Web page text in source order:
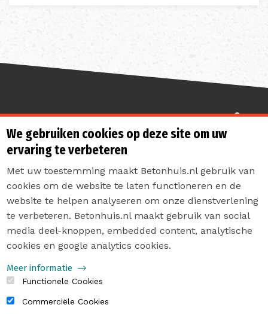
Sterk de toekomst in
Contact
Privacyverklaring
Sitemap
We gebruiken cookies op deze site om uw
ervaring te verbeteren
Met uw toestemming maakt Betonhuis.nl gebruik van
cookies om de website te laten functioneren en de
website te helpen analyseren om onze dienstverlening
te verbeteren. Betonhuis.nl maakt gebruik van social
media deel-knoppen, embedded content, analytische
cookies en google analytics cookies.
Meer informatie
Functionele Cookies
Commerciële Cookies